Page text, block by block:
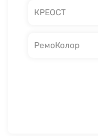
КРЕОСТ
РемоКолор